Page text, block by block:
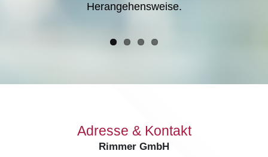
Herangehensweise.
Adresse & Kontakt
Rimmer GmbH